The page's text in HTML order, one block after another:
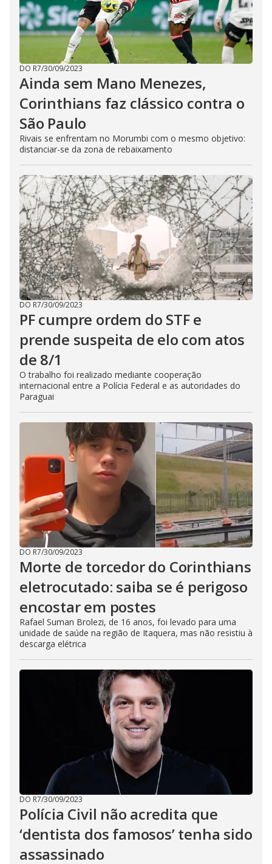
DO R7/30/09/2023
Ainda sem Mano Menezes,
Corinthians faz clássico contra o
São Paulo
Rivais se enfrentam no Morumbi com o mesmo objetivo:
distanciar-se da zona de rebaixamento
DO R7/30/09/2023
PF cumpre ordem do STF e
prende suspeita de elo com atos
de 8/1
O trabalho foi realizado mediante cooperação
internacional entre a Polícia Federal e as autoridades do
Paraguai
DO R7/30/09/2023
Morte de torcedor do Corinthians
eletrocutado: saiba se é perigoso
encostar em postes
Rafael Suman Brolezi, de 16 anos, foi levado para uma
unidade de saúde na região de Itaquera, mas não resistiu à
descarga elétrica
DO R7/30/09/2023
Polícia Civil não acredita que
‘dentista dos famosos’ tenha sido
assassinado